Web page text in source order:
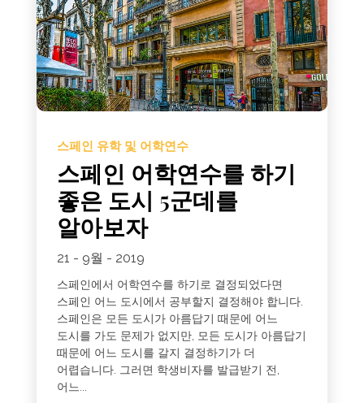
스페인 유학 및 어학연수
스페인 어학연수를 하기
좋은 도시 5군데를
알아보자
21 - 9월 - 2019
스페인에서 어학연수를 하기로 결정되었다면
스페인 어느 도시에서 공부할지 결정해야 합니다.
스페인은 모든 도시가 아름답기 때문에 어느
도시를 가도 문제가 없지만, 모든 도시가 아름답기
때문에 어느 도시를 갈지 결정하기가 더
어렵습니다. 그러면 학생비자를 발급받기 전,
어느...